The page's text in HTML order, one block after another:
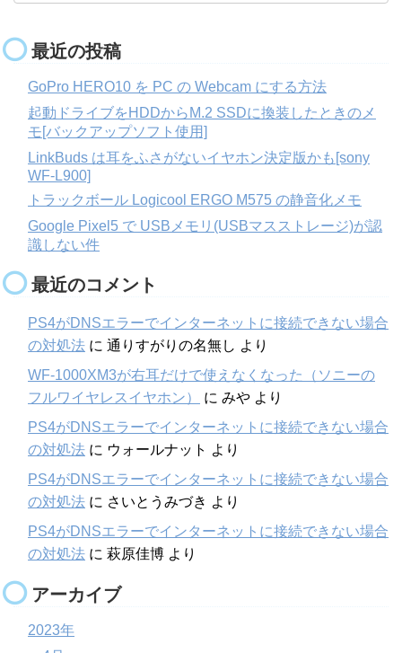
最近の投稿
GoPro HERO10 を PC の Webcam にする方法
起動ドライブをHDDからM.2 SSDに換装したときのメ
モ[バックアップソフト使用]
LinkBuds は耳をふさがないイヤホン決定版かも[sony
WF-L900]
トラックボール Logicool ERGO M575 の静音化メモ
Google Pixel5 で USBメモリ(USBマスストレージ)が認
識しない件
最近のコメント
PS4がDNSエラーでインターネットに接続できない場合
の対処法 に 通りすがりの名無し より
WF-1000XM3が右耳だけで使えなくなった（ソニーの
フルワイヤレスイヤホン）
に みや より
PS4がDNSエラーでインターネットに接続できない場合
の対処法 に ウォールナット より
PS4がDNSエラーでインターネットに接続できない場合
の対処法 に さいとうみづき より
PS4がDNSエラーでインターネットに接続できない場合
の対処法 に 萩原佳博 より
アーカイブ
2023年